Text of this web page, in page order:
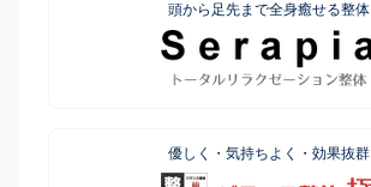
頭から足先まで全身癒せる整体
優しく・気持ちよく・効果抜群